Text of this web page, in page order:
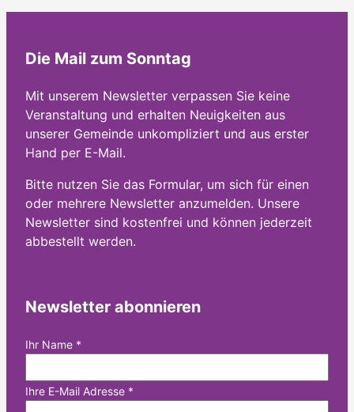
Die Mail zum Sonntag
Mit unserem Newsletter verpassen Sie keine
Veranstaltung und erhalten Neuigkeiten aus
unserer Gemeinde unkompliziert und aus erster
Hand per E-Mail.
Bitte nutzen Sie das Formular, um sich für einen
oder mehrere Newsletter anzumelden. Unsere
Newsletter sind kostenfrei und können jederzeit
abbestellt werden.
Newsletter abonnieren
Ihr Name *
Ihre E-Mail Adresse *